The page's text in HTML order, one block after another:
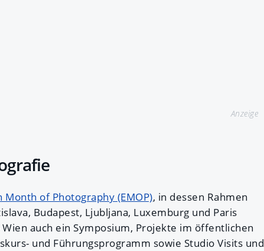
Anzeige
Month of Photography (EMOP), in dessen Rahmen
Budapest, Ljubljana, Luxemburg und Paris
auch ein Symposium, Projekte im öffentlichen
und Führungsprogramm sowie Studio Visits und